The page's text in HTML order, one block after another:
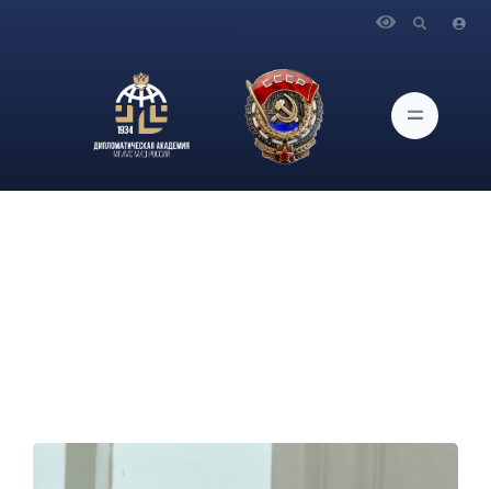
МИД России, руководитель Школы МИБ А.Ж.Мартиросян
вошла в Комитет по вопросам управления интернетом